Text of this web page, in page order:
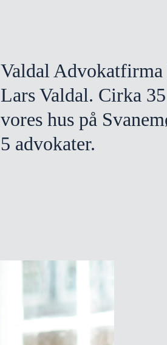
Valdal Advokatfirma
Lars Valdal. Cirka
vores hus på
5 advokater.